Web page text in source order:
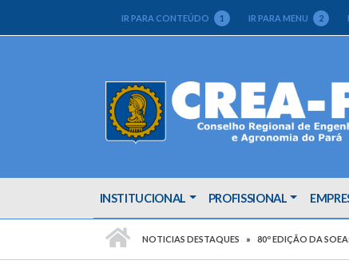
IR PARA CONTEÚDO 1 IR PARA MENU 2
INSTITUCIONAL PROFISSIONAL
NOTICIAS DESTAQUES 80º EDIÇÃO DA